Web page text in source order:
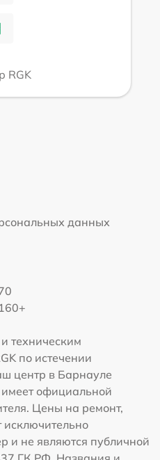
RGK
данных
техническим
по истечении
центр в Барнауле
официальной
Цены на ремонт,
исключительно
и не являются публичной